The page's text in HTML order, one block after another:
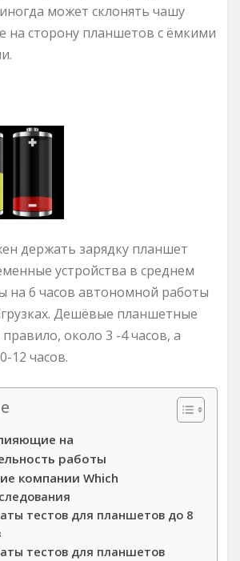
может склонять чашу
на сторону планшетов с ёмкими
держать зарядку планшет
устройства в среднем
на 6 часов автономной работы
Дешёвые планшетные
около 3 -4 часов, а
12 часов.
на
работы
компании Which
тестов для планшетов до 8
тестов для планшетов